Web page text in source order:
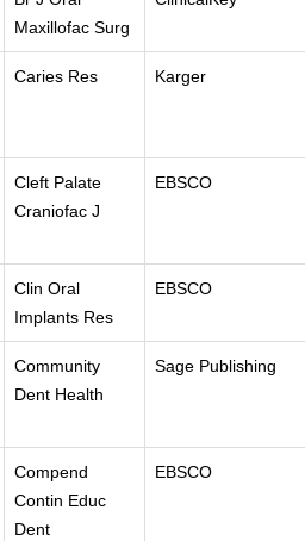
Maxillofac Surg
Caries Res Karger
Cleft Palate
Craniofac J
EBSCO
Clin Oral
Implants Res
EBSCO
Community
Dent Health
Sage Publishing
Compend
Contin Educ
Dent
EBSCO